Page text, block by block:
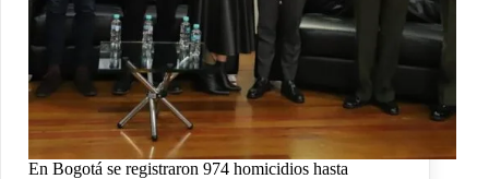
En Bogotá se registraron 974 homicidios hasta